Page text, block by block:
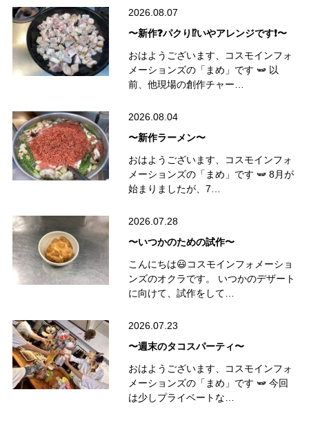
2026.08.07
〜新作❓パクり⁉️いやアレンジです❗️〜
おはようございます、コスモインフォ
メーションズの「まめ」です 🫛 以
前、他現場の創作チャー…
2026.08.04
〜新作ラーメン〜
おはようございます、コスモインフォ
メーションズの「まめ」です 🫛 8月が
始まりましたが、7…
2026.07.28
〜いつかのための試作〜
こんにちは😃コスモインフォメーショ
ンズのオクラです。 いつかのデザート
に向けて、試作をして…
2026.07.23
〜週末のタコスパーティ〜
おはようございます、コスモインフォ
メーションズの「まめ」です 🫛 今回
は少しプライベートな…